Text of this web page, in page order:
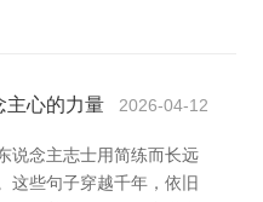
主心的力量 2026-04-12
说念主志士用简练而长远
这些句子穿越千年，依旧